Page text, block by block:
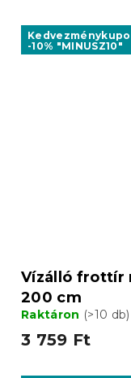
-10% "MINUSZ10"
Vízálló frottír
200 cm
Raktáron (>10 db)
3 759 Ft